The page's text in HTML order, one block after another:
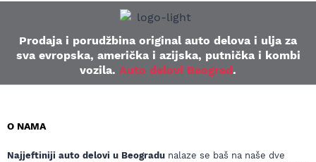
Prodaja i porudžbina original auto delova i ulja za
sva evropska, američka i azijska, putnička i kombi
vozila. Auto delovi Beograd.
O NAMA
Najjeftiniji auto delovi u Beogradu nalaze se baš na naše dve